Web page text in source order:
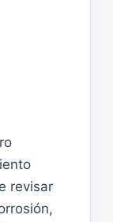
revisar